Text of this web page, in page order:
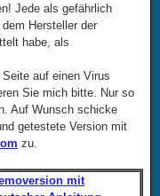
Jede als gefährlich
Hersteller der
habe, als
auf einen Virus
Sie mich bitte. Nur so
Auf Wunsch schicke
getestete Version mit
zu.
mit